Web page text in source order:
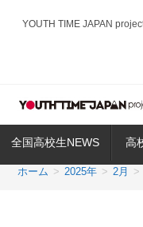
ス
ッ
YOUTH TIME JAPAN
全国高校生NEWS 高
ホーム > 2025年 > 2月 >